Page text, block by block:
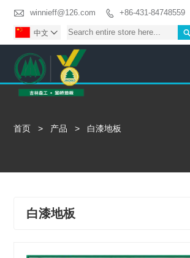
 winnieff@126.com  +86-431-84748559

中文 
首页 > 产品 > 白漆地板
白漆地板